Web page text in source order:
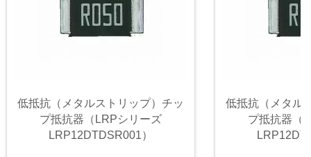
低抵抗（メタルストリップ）チッ
プ抵抗器（LRPシリーズ
LRP12DTDSR001）
低抵抗（メタル
プ抵抗器（